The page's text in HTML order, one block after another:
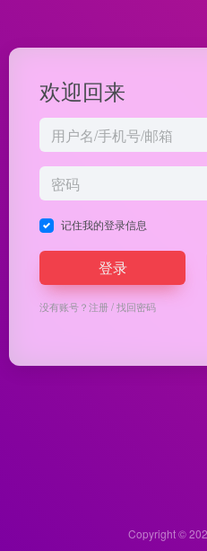
欢迎回来
记住我的登录信息
登录
没有账号？注册/找回密码
Copyright ©